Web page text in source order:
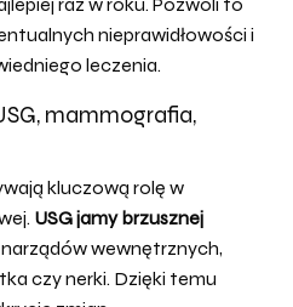
nieprawidłowości i
leczenia.
mammografia,
kluczową rolę w
USG jamy brzusznej
wewnętrznych,
czy nerki. Dzięki temu